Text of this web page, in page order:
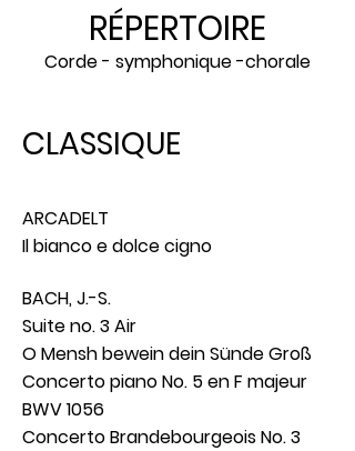
RÉPERTOIRE
Corde - symphonique -chorale
CLASSIQUE
ARCADELT
Il bianco e dolce cigno
BACH, J.-S.
Suite no. 3 Air
O Mensh bewein dein Sünde Groß
Concerto piano No. 5 en F majeur
BWV 1056
Concerto Brandebourgeois No. 3